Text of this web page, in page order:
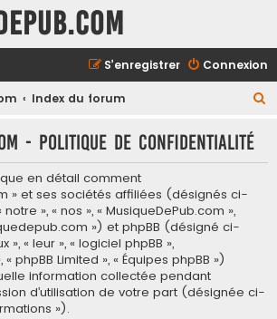
Connexion
S’enregistrer
Index du forum
h
- Politique de confidentialité
en détail comment
» et ses sociétés affiliées (désignés ci-
», « nos », « MusiqueDePub.com »,
») et phpBB (désigné ci-
», « leur », « logiciel phpBB »,
phpBB Limited », « Équipes phpBB »)
information collectée pendant
d’utilisation de votre part (désignée ci-
»).